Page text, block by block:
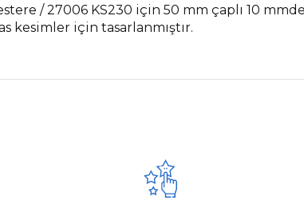
/ 27006 KS230 için 50 mm çaplı 10
kesimler için tasarlanmıştır.
bilgiler bulunuyor.
bulunuyor.